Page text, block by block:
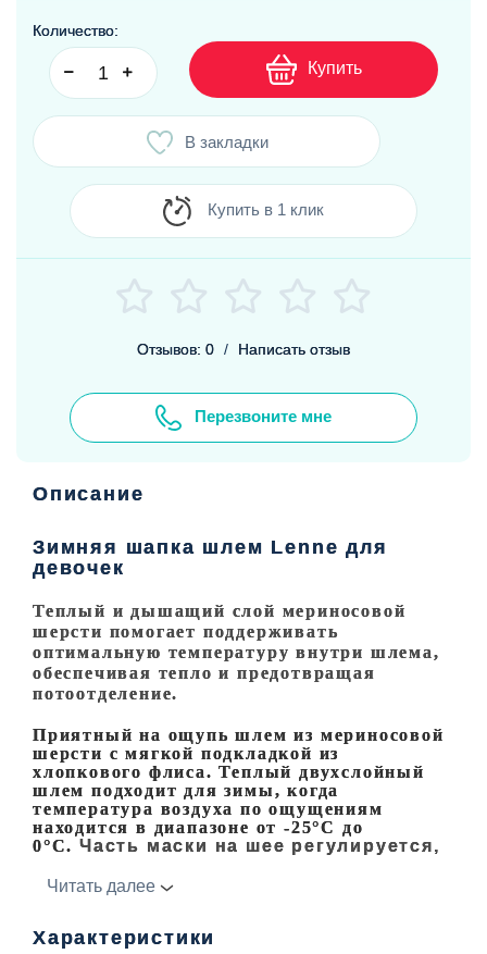
Количество:
Купить
В закладки
Купить в 1 клик
Отзывов: 0 / Написать отзыв
Перезвоните мне
Описание
Зимняя шапка шлем Lenne для
девочек
Теплый и дышащий слой мериносовой
шерсти помогает поддерживать
оптимальную температуру внутри шлема,
обеспечивая тепло и предотвращая
потоотделение.
Приятный на ощупь шлем из мериносовой
шерсти с мягкой подкладкой из
хлопкового флиса.Теплый двухслойный
шлем подходит для зимы, когда
температура воздуха по ощущениям
находится в диапазоне от -25°C до
0°C. Часть маски на шее регулируется,
подбородком, так и на лице.
- Внешний слой: Мериносовая шерсть.
Читать далее
Характеристики